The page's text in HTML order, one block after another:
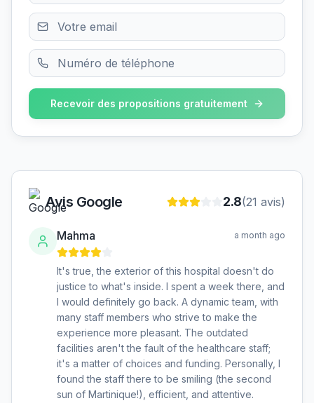
Recevoir des propositions gratuitement
Avis Google 2.8(21 avis)
Mahma a month ago
It's true, the exterior of this hospital doesn't do
justice to what's inside. I spent a week there, and
I would definitely go back. A dynamic team, with
many staff members who strive to make the
experience more pleasant. The outdated
facilities aren't the fault of the healthcare staff;
it's a matter of choices and funding. Personally, I
found the staff there to be smiling (the second
sun of Martinique!), efficient, and attentive.